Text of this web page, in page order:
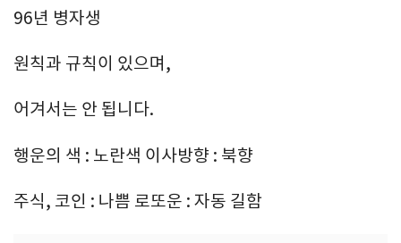
96년 병자생
원칙과 규칙이 있으며,
어겨서는 안 됩니다.
행운의 색 : 노란색 이사방향 : 북향
주식, 코인 : 나쁨 로또운 : 자동 길함